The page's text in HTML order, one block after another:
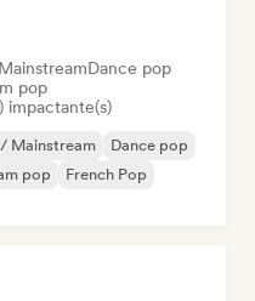
Dance pop
pop
impactante(s)
Mainstream
Dance pop
pop
French Pop